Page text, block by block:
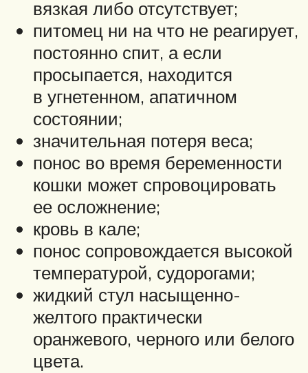
вязкая либо отсутствует;
питомец ни на что не реагирует,
постоянно спит, а если
просыпается, находится
в угнетенном, апатичном
состоянии;
значительная потеря веса;
понос во время беременности
кошки может спровоцировать
ее осложнение;
кровь в кале;
понос сопровождается высокой
температурой, судорогами;
жидкий стул насыщенно-
желтого практически
оранжевого, черного или белого
цвета.